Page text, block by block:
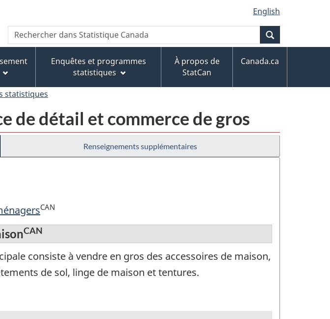
au
contenu
principal
« À
propos
de
ce
version
HTML
simplifiée
English
Recherche
Rechercher
dans
Canada
Enquêtes et programmes
statistiques
À propos de
StatCan
Canada.ca
statistiques
de détail et commerce de gros
Renseignements supplémentaires
CAN
CAN
consiste à vendre en gros des accessoires de maison,
de sol, linge de maison et tentures.